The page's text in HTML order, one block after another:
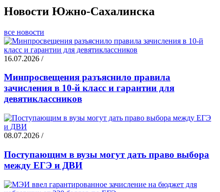
Новости Южно-Сахалинска
все новости
16.07.2026 /
Минпросвещения разъяснило правила
зачисления в 10-й класс и гарантии для
девятиклассников
08.07.2026 /
Поступающим в вузы могут дать право выбора
между ЕГЭ и ДВИ